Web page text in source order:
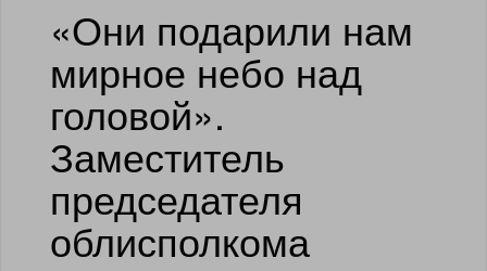
«Они подарили нам
мирное небо над
головой».
Заместитель
председателя
облисполкома